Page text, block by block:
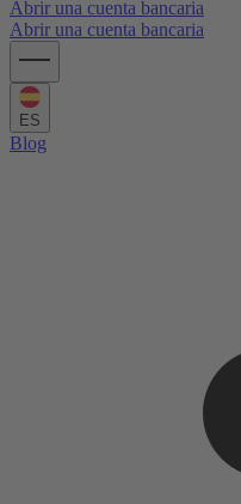
Abrir una cuenta bancaria
Abrir una cuenta bancaria
ES
Blog